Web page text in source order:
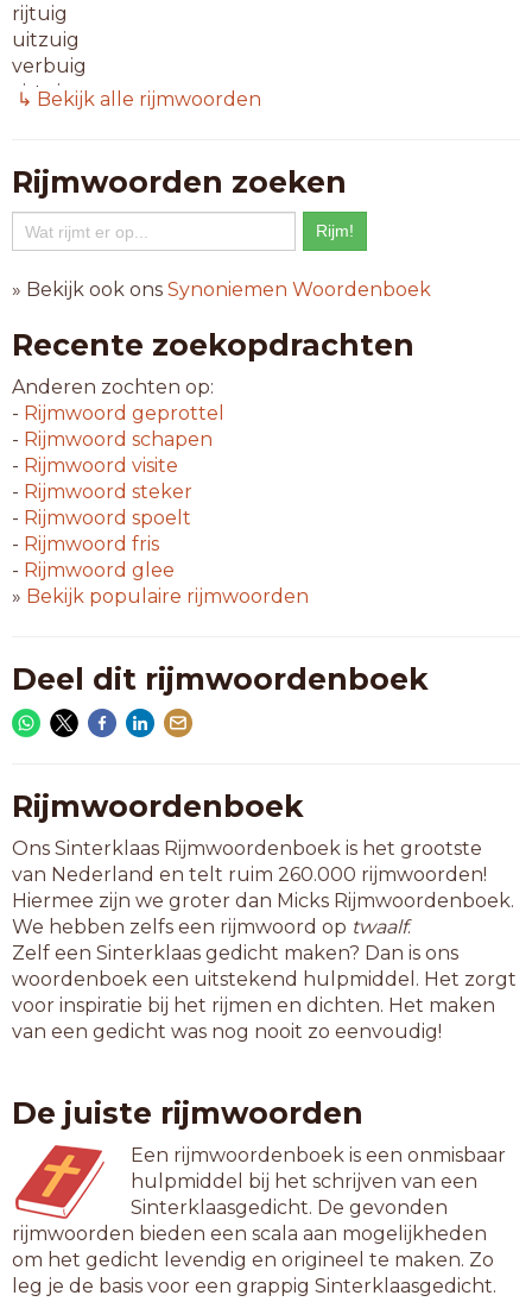
rijtuig
uitzuig
verbuig
vistuig
8-letterwoorden
doorbuig
heenbuig
neerbuig
overtuig
stofzuig
voertuig
werktuig
werptuig
9-letterwoorden
moordtuig
rekentuig
speeltuig
wapentuig
bokkentuig
foltertuig
hofrijtuig
schiettuig
springtuig
11-letterwoorden
galarijtuig
hefwerktuig
huurrijtuig
oorlogstuig
paardentuig
postrijtuig
volgrijtuig
12-letterwoorden
hijswerktuig
hulpwerktuig
kustvaartuig
lesvliegtuig
motorrijtuig
↳ Bekijk alle rijmwoorden
Rijmwoorden zoeken
» Bekijk ook ons Synoniemen Woordenboek
Recente zoekopdrachten
Anderen zochten op:
- Rijmwoord geprottel
- Rijmwoord schapen
- Rijmwoord visite
- Rijmwoord steker
- Rijmwoord spoelt
- Rijmwoord fris
- Rijmwoord glee
» Bekijk populaire rijmwoorden
Deel dit rijmwoordenboek
Rijmwoordenboek
Ons Sinterklaas Rijmwoordenboek is het grootste
van Nederland en telt ruim 260.000 rijmwoorden!
Hiermee zijn we groter dan Micks Rijmwoordenboek.
We hebben zelfs een rijmwoord op twaalf.
Zelf een Sinterklaas gedicht maken? Dan is ons
woordenboek een uitstekend hulpmiddel. Het zorgt
voor inspiratie bij het rijmen en dichten. Het maken
van een gedicht was nog nooit zo eenvoudig!
De juiste rijmwoorden
Een rijmwoordenboek is een onmisbaar
hulpmiddel bij het schrijven van een
Sinterklaasgedicht. De gevonden
rijmwoorden bieden een scala aan mogelijkheden
om het gedicht levendig en origineel te maken. Zo
leg je de basis voor een grappig Sinterklaasgedicht.